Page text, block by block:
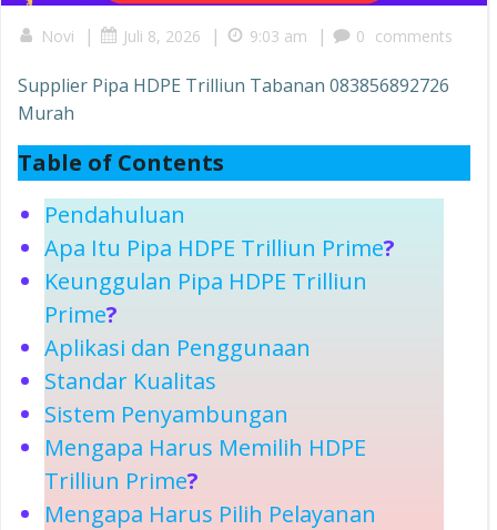
Novi | Juli 8, 2026 | 9:03 am | 0 comments
Supplier Pipa HDPE Trilliun Tabanan 083856892726
Murah
Table of Contents
Pendahuluan
Apa Itu Pipa HDPE Trilliun Prime?
Keunggulan Pipa HDPE Trilliun
Prime?
Aplikasi dan Penggunaan
Standar Kualitas
Sistem Penyambungan
Mengapa Harus Memilih HDPE
Trilliun Prime?
Mengapa Harus Pilih Pelayanan